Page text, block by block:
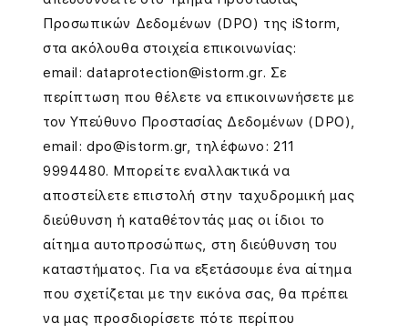
Προσωπικών Δεδομένων (DPO) της iStorm,
στα ακόλουθα στοιχεία επικοινωνίας:
email: dataprotection@istorm.gr. Σε
περίπτωση που θέλετε να επικοινωνήσετε με
τον Υπεύθυνο Προστασίας Δεδομένων (DPO),
email: dpo@istorm.gr, τηλέφωνο: 211
9994480. Μπορείτε εναλλακτικά να
αποστείλετε επιστολή στην ταχυδρομική μας
διεύθυνση ή καταθέτοντάς μας οι ίδιοι το
αίτημα αυτοπροσώπως, στη διεύθυνση του
καταστήματος. Για να εξετάσουμε ένα αίτημα
που σχετίζεται με την εικόνα σας, θα πρέπει
να μας προσδιορίσετε πότε περίπου